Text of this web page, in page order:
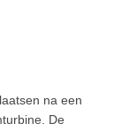
na een
De